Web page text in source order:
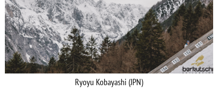
Ryoyu Kobayashi (JPN)